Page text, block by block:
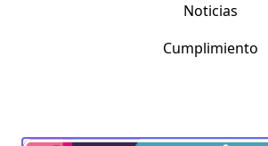
Noticias
Cumplimiento